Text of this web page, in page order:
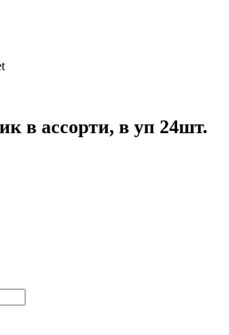
в ассорти, в уп 24шт.